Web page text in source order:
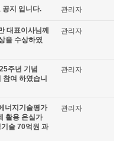
지 입니다. 관리자
대표이사님께
을 수상하였
관리자
주년 기념
여 하였습니
관리자
너지기술평가
활용 온실가
술 70억원 과
관리자